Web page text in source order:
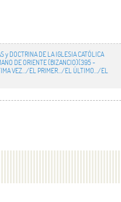
y DOCTRINA DE LA IGLESIA CATÓLICA
DE ORIENTE (BIZANCIO)(395 -
VEZ…/EL PRIMER.../EL ÚLTIMO…/EL